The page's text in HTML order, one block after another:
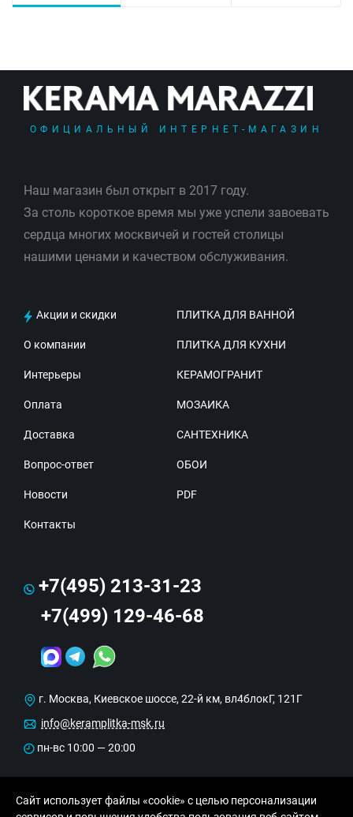
ОФИЦИАЛЬНЫЙ ИНТЕРНЕТ-МАГАЗИН
Наш магазин был открыт в 2017 году.
За столь короткое время мы уже успели завоевать
сердца многих москвичей и гостей столицы
нашими ценами и качеством обслуживания.
Акции и скидки
О компании
Интерьеры
Оплата
Доставка
Вопрос-ответ
Новости
Контакты
ПЛИТКА ДЛЯ ВАННОЙ
ПЛИТКА ДЛЯ КУХНИ
КЕРАМОГРАНИТ
МОЗАИКА
САНТЕХНИКА
ОБОИ
PDF
+7(495) 213-31-23
+7(499) 129-46-68
г. Москва, Киевское шоссе, 22-й км, вл4блокГ, 121Г
info@keramplitka-msk.ru
пн-вс 10:00 — 20:00
Сайт использует файлы «cookie» с целью персонализации